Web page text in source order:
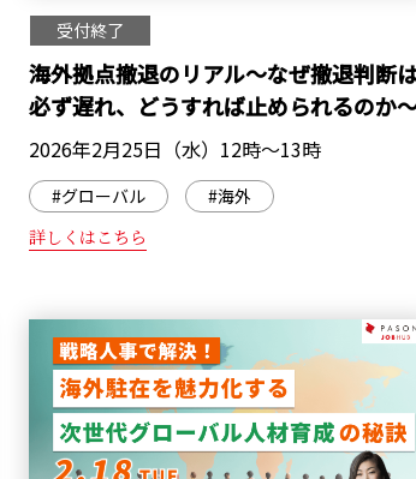
受付終了
海外拠点撤退のリアル～なぜ撤退判断
必ず遅れ、どうすれば止められるのか
2026年2月25日（水）12時～13時
#グローバル
#海外
詳しくはこちら